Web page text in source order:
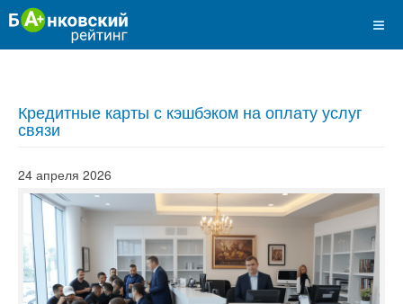
Кредитные карты с кэшбэком на оплату услуг
связи
24 апреля 2026